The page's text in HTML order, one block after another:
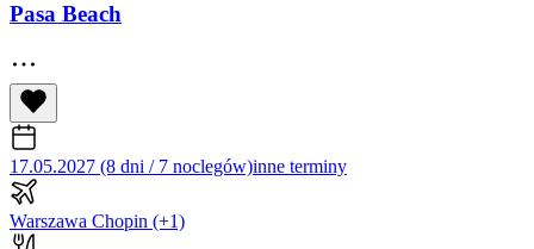
Pasa Beach
17.05.2027 (8 dni / 7 noclegów)inne terminy
Warszawa Chopin (+1)